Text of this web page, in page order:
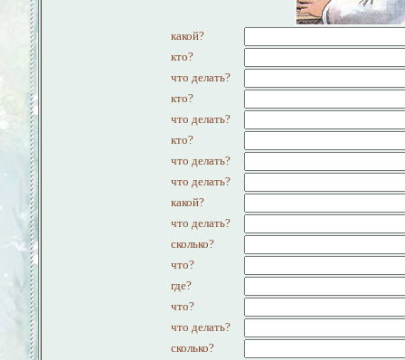
какой?
кто?
что делать?
кто?
что делать?
кто?
что делать?
что делать?
какой?
что делать?
сколько?
что?
где?
что?
что делать?
сколько?